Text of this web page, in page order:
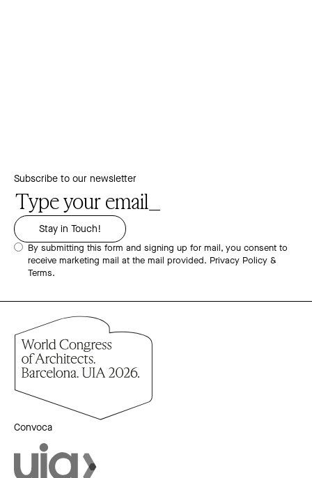
Subscribe to our newsletter
By submitting this form and signing up for mail, you consent to
receive marketing mail at the mail provided. Privacy Policy &
Terms.
Convoca